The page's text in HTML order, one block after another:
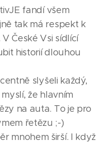
fandí všem
tak má respekt k
České Vsi sídlící
historií dlouhou
slyšeli každý,
že hlavním
na auta. To je pro
řetězu ;-)
mnohem širší. I když